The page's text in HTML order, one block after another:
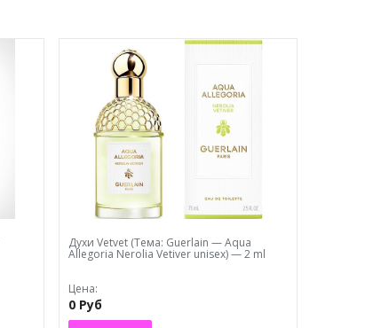
Духи Vеtvеt (Тема: Guerlain — Aqua
Allegoria Nerolia Vetiver unisex) — 2 ml
Цена:
0 Руб